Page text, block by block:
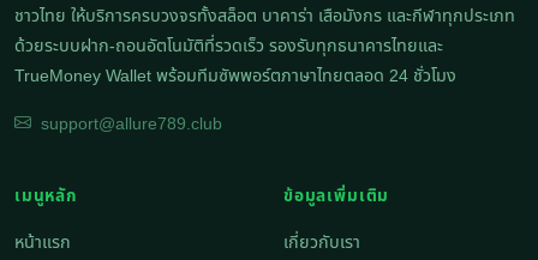
ชาวไทย ให้บริการครบวงจรทั้งสล็อต บาคาร่า เสือมังกร และกีฬาทุกประเภท
ด้วยระบบฝาก-ถอนอัตโนมัติที่รวดเร็ว รองรับทุกธนาคารไทยและ
TrueMoney Wallet พร้อมทีมซัพพอร์ตภาษาไทยตลอด 24 ชั่วโมง
support@allure789.club
เมนูหลัก
หน้าแรก
ข้อมูลเพิ่มเติม
เกี่ยวกับเรา